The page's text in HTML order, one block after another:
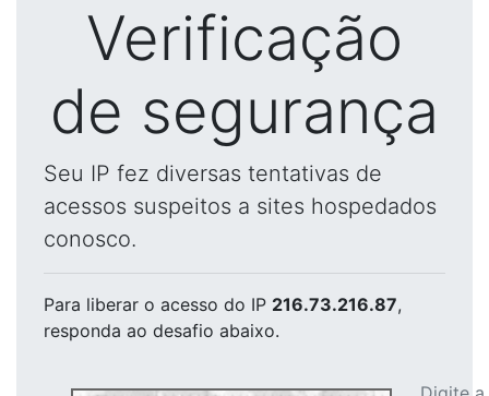
Verificação
de segurança
Seu IP fez diversas tentativas de
acessos suspeitos a sites hospedados
conosco.
Para liberar o acesso do IP 216.73.216.87,
responda ao desafio abaixo.